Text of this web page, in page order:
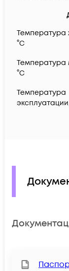
Температура
°C
Температура
°C
Температура